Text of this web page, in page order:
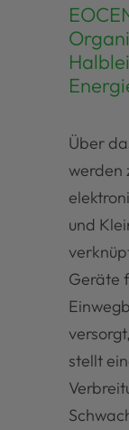
Über
werden
und
Geräte
stellt